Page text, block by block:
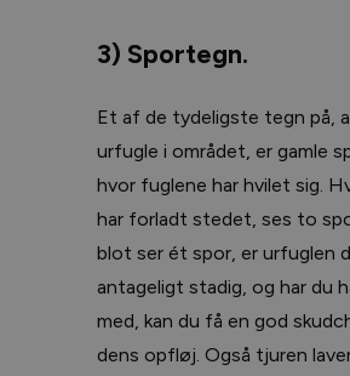
3) Sportegn.
Et af de tydeligste tegn på,
urfugle i området, er gamle
hvor fuglene har hvilet sig.
har forladt stedet, ses to
blot ser ét spor, er urfuglen
antageligt stadig, og har du
med, kan du få en god
dens opfløj. Også tjuren